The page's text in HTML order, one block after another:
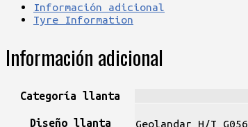
Información adicional
Tyre Information
Información adicional
Categoría llanta
Diseño llanta Geolandar H/T G056